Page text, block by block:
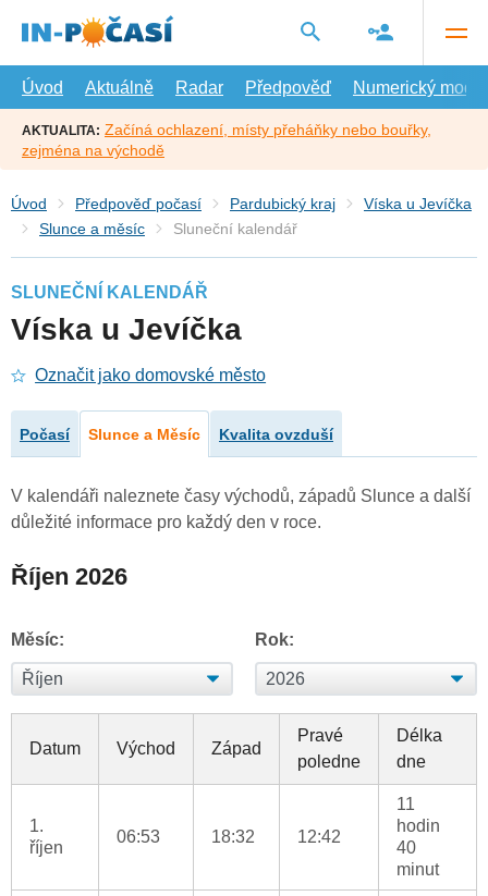
hlavní
Úvod
Aktuálně Radar Předpověď Numerický model
AKTUALITA: Začíná ochlazení, místy přeháňky nebo bouřky,
zejména na východě
Úvod Předpověď počasí Pardubický kraj
Víska u Jevíčka
Slunce a měsíc
Sluneční kalendář
SLUNEČNÍ KALENDÁŘ
Víska u Jevíčka
Označit jako domovské město
Počasí Slunce a Měsíc Kvalita ovzduší
V kalendáři naleznete časy východů, západů Slunce a další
důležité informace pro každý den v roce.
Říjen 2026
Měsíc: Rok:
Datum Východ Západ
Pravé
poledne
Délka
dne
1.
říjen
06:53 18:32 12:42
11
hodin
40
minut